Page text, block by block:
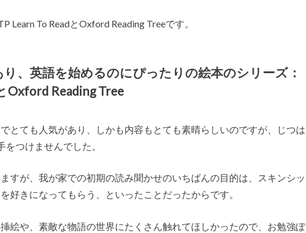
Learn To ReadとOxford Reading Treeです。
、英語を始めるのにぴったりの絵本のシリーズ：
Oxford Reading Tree
とても人気があり、しかも内容もとても素晴らしいのですが、じつは
つけませんでした。
すが、我が家での初期の読み聞かせのいちばんの目的は、スキンシッ
好きになってもらう、といったことだったからです。
絵や、素敵な物語の世界にたくさん触れてほしかったので、お勉強ぽ